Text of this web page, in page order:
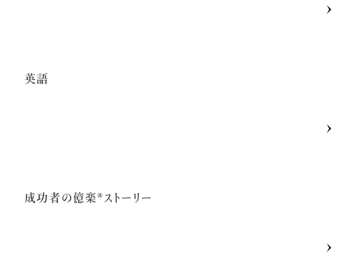
英語
成功者の億楽®ストーリー